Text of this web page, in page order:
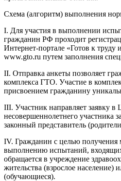
Схема (алгоритм) выполнения
I. Для участия в выполнении
гражданин РФ проходит
Интернет-портале «Готов к труду
www.gto.ru путем заполнения
II. Отправка анкеты позволяет
комплекса ГТО. Участие в
присвоением гражданину
III. Участник направляет заявку в
несовершеннолетнего участника
законный представитель
IV. Гражданин с целью получения
выполнению испытаний,
обращается в учреждение
жительства (взрослое население)
(обучающиеся).